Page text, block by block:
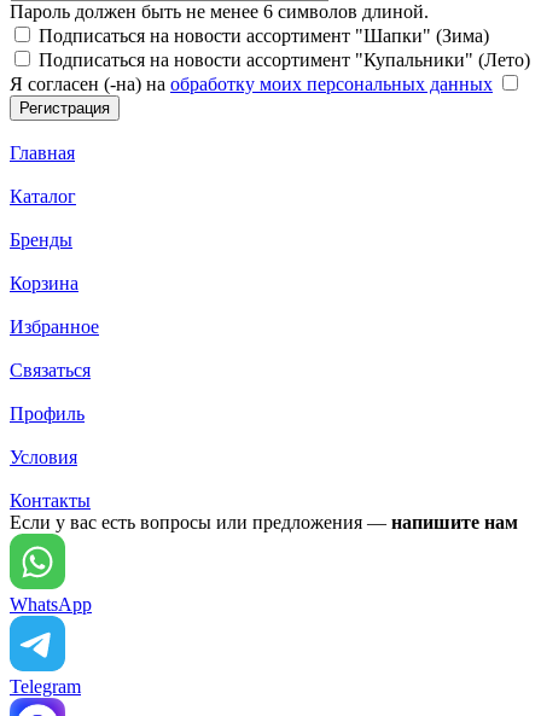
Пароль должен быть не менее 6 символов длиной.
Подписаться на новости ассортимент "Шапки" (Зима)
Подписаться на новости ассортимент "Купальники" (Лето)
Я согласен (-на) на обработку моих персональных данных
Главная
Каталог
Бренды
Корзина
Избранное
Связаться
Профиль
Условия
Контакты
Если у вас есть вопросы или предложения — напишите нам
WhatsApp
Telegram